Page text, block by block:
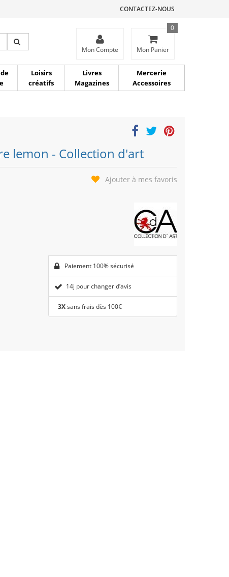
CONTACTEZ-NOUS
Mon Compte Mon Panier
0
Loisirs
créatifs
Livres
Magazines
Mercerie
Accessoires
lemon - Collection d'art
Ajouter à mes favoris
Paiement 100% sécurisé
14j pour changer d’avis
3Xsans frais dès 100€